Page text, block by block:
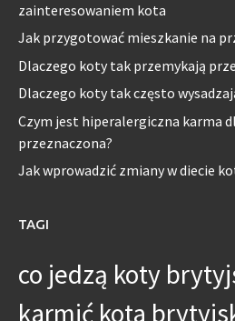
zainteresowaniem kota
Jak przygotować mieszkanie na
Dlaczego koty tak przemykają
Dlaczego koty tak często
Czym jest hiperalergiczna karma
przeznaczona?
Jak wprowadzić zmiany w diecie
TAGI
co jedzą koty
karmić kota